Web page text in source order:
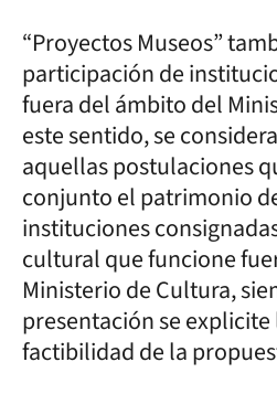
“Proyectos Museos”
participación de
fuera del ámbito del
este sentido, se
aquellas postulaciones
conjunto el patrimonio
instituciones
cultural que funcione
Ministerio de Cultura,
presentación se
factibilidad de la